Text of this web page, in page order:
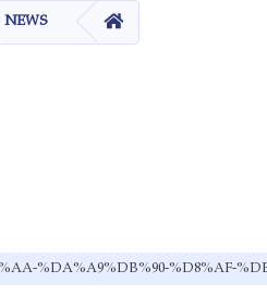
HOME
NEWS
%DA%A9%DB%90-%D8%AF-